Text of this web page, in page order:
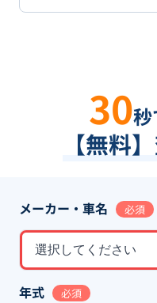
30秒
【無料
メーカー・車名 必須
選択してください
年式 必須